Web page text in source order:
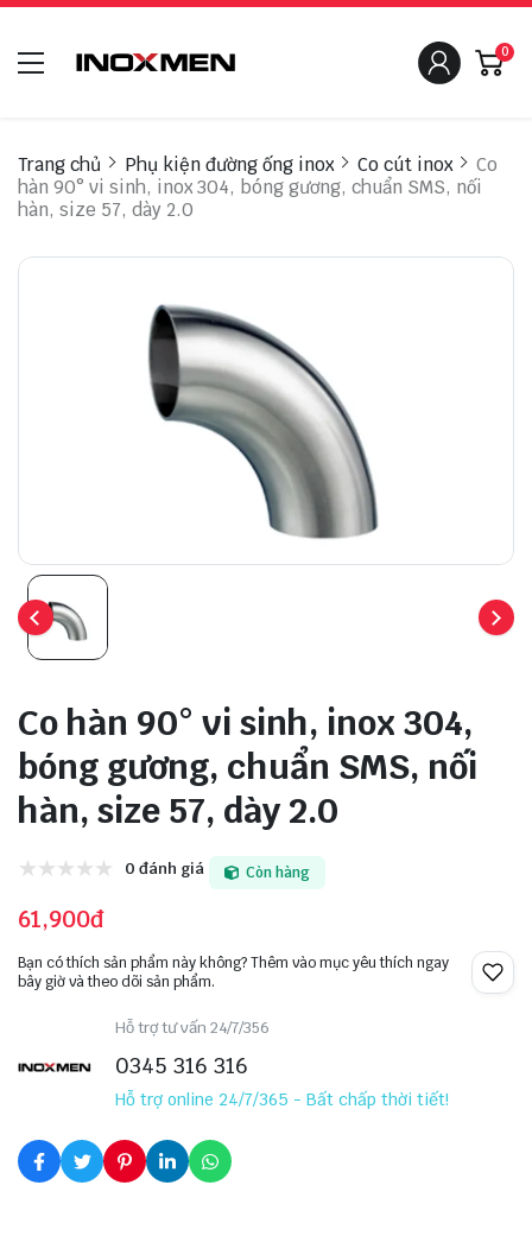
0
Trang chủ Phụ kiện đường ống inox Co cút inox
Co
hàn 90° vi sinh, inox 304, bóng gương, chuẩn SMS, nối
hàn, size 57, dày 2.0
Co hàn 90° vi sinh, inox 304,
bóng gương, chuẩn SMS, nối
hàn, size 57, dày 2.0
0 đánh giá Còn hàng
61,900đ
Bạn có thích sản phẩm này không? Thêm vào mục yêu thích ngay
bây giờ và theo dõi sản phẩm.
Hỗ trợ tư vấn 24/7/356
0345 316 316
Hỗ trợ online 24/7/365 - Bất chấp thời tiết!